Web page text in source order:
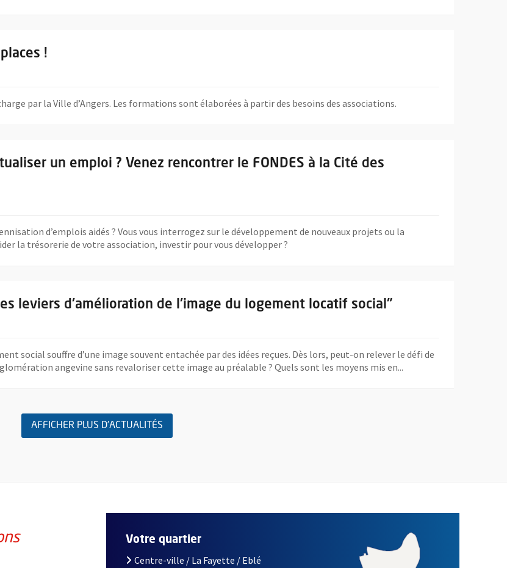
!
par la Ville d’Angers. Les formations sont élaborées à partir des besoins des associations.
un emploi ? Venez rencontrer le FONDES à la Cité des
d’emplois aidés ? Vous vous interrogez sur le développement de nouveaux projets ou la
la trésorerie de votre association, investir pour vous développer ?
leviers d'amélioration de l'image du logement locatif social"
social souffre d’une image souvent entachée par des idées reçues. Dès lors, peut-on relever le défi de
angevine sans revaloriser cette image au préalable ? Quels sont les moyens mis en...
AFFICHER PLUS D'ACTUALITÉS
Votre quartier
Centre-ville / La Fayette / Eblé